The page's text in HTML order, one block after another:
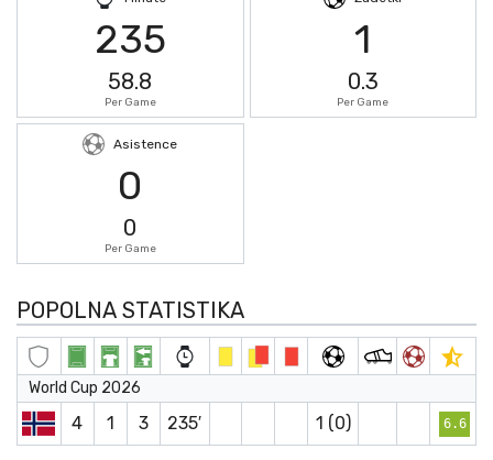
235
58.8
Per Game
1
0.3
Per Game
Asistence
0
0
Per Game
POPOLNA STATISTIKA
World Cup 2026
4 1 3 235′ 1 (0) 6.6